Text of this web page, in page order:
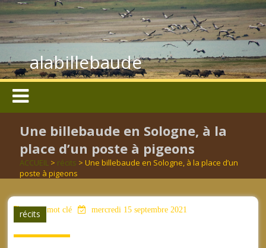
alabillebaude
Une billebaude en Sologne, à la
place d’un poste à pigeons
ACCUEIL > récits > Une billebaude en Sologne, à la place d’un
poste à pigeons
récits
aucun mot clé mercredi 15 septembre 2021